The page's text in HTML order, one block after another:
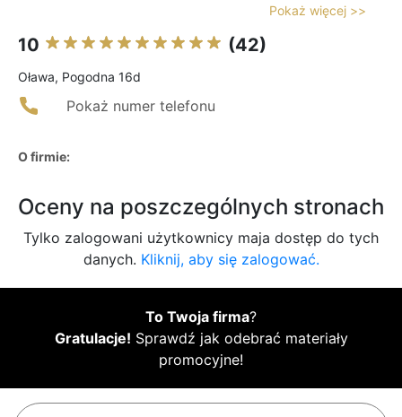
Pokaż więcej >>
10 (42)
Oława, Pogodna 16d
Pokaż numer telefonu
O firmie:
Oceny na poszczególnych stronach
Tylko zalogowani użytkownicy maja dostęp do tych
danych. Kliknij, aby się zalogować.
To Twoja firma?
Gratulacje! Sprawdź jak odebrać materiały
promocyjne!